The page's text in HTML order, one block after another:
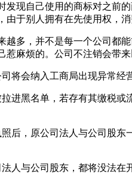
现自己使用的商标对之前
于别人拥有在先使用权，
多，并不是每一个公司都
麻烦的。公司不注销会带来
将会纳入工商局出现异常经
进黑名单，若存有其缴税
后，原公司法人与公司股
人与公司股东，都将没法在